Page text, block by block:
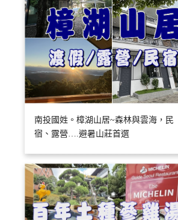
南投國姓。樟湖山居~森林與雲海，民
宿、露營….避暑山莊首選